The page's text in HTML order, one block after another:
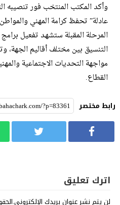
​وأكد المكتب المنتخب فور تنصيبه
عادلة” تحفظ كرامة المهني
المرحلة المقبلة ستشهد تفعيل
التنسيق بين مختلف أقاليم الجهة،
مواجهة التحديات الاجتماعية
القطاع.
رابط مختصر
اترك تعليق
لن يتم نشر عنوان بريدك الإلكتروني.